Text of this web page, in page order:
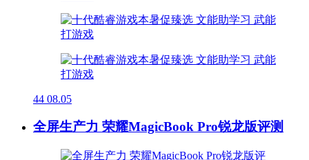
44 08.05
全屏生产力 荣耀MagicBook Pro锐龙版评测